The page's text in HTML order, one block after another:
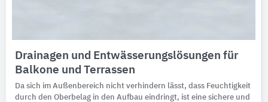
Drainagen und Entwässerungslösungen für
Balkone und Terrassen
Da sich im Außenbereich nicht verhindern lässt, dass Feuchtigkeit
durch den Oberbelag in den Aufbau eindringt, ist eine sichere und